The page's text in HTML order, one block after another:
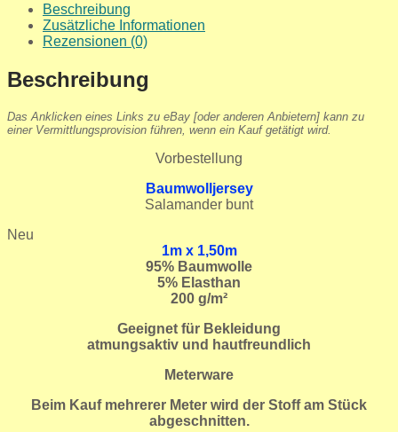
Beschreibung
Zusätzliche Informationen
Rezensionen (0)
Beschreibung
Das Anklicken eines Links zu eBay [oder anderen Anbietern] kann zu
einer Vermittlungsprovision führen, wenn ein Kauf getätigt wird.
Vorbestellung
Baumwolljersey
Salamander bunt
Neu
1m x 1,50m
95% Baumwolle
5% Elasthan
200 g/m²
Geeignet für Bekleidung
atmungsaktiv und hautfreundlich
Meterware
Beim Kauf mehrerer Meter wird der Stoff am Stück
abgeschnitten.